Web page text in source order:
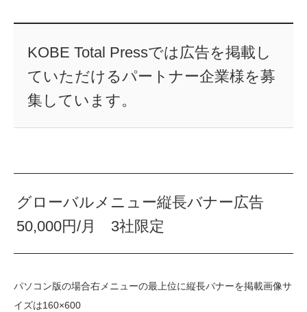
KOBE Total Pressでは広告を掲載し
ていただけるパートナー企業様を募
集しています。
グローバルメニュー縦長バナー広告
50,000円/月 3社限定
パソコン版の場合右メニューの最上位に縦長バナーを掲載画像サ
イズは160×600